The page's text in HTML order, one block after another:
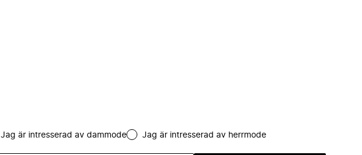
Jag är intresserad av dammode Jag är intresserad av herrmode